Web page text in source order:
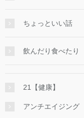
ちょっといい話
飲んだり食べたり
21【健康】
アンチエイジング